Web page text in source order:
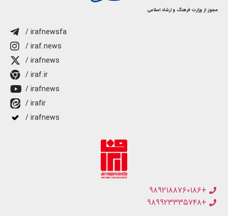
مجوز از وزارت فرهنگ و ارشاد اسلامی
/ irafnewsfa
/ iraf.news
/ irafnews
/ iraf.ir
/ irafnews
/ irafir
/ irafnews
+۹۸۹۲۱۸۸۷۶۰۱۸۶
+۹۸۹۹۲۳۳۳۵۷۴۸